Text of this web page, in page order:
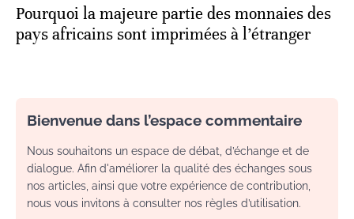
Pourquoi la majeure partie des monnaies des
pays africains sont imprimées à l’étranger
Bienvenue dans l’espace commentaire
Nous souhaitons un espace de débat, d’échange et de
dialogue. Afin d'améliorer la qualité des échanges sous
nos articles, ainsi que votre expérience de contribution,
nous vous invitons à consulter nos règles d’utilisation.